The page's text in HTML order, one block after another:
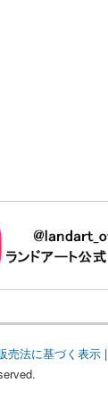
売法に基づく表示|